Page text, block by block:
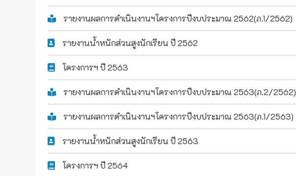
รายงานผลการดำเนินงานฯโครงการปีงบประมาณ 2562(ภ.1/2562)
รายงานน้ำหนักส่วนสูงนักเรียน ปี 2562
โครงการฯ ปี 2563
รายงานผลการดำเนินงานฯโครงการปีงบประมาณ 2563(ภ.2/2562)
รายงานผลการดำเนินงานฯโครงการปีงบประมาณ 2563(ภ.1/2563)
รายงานน้ำหนักส่วนสูงนักเรียน ปี 2563
โครงการฯ ปี 2564